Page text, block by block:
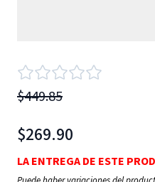
$449.85
$269.90
LA ENTREGA DE ESTE